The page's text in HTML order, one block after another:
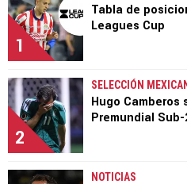
1
Tabla de
Leagues Cup
2
SELECCIÓN
Hugo
Premundial Sub-
NOTICIAS